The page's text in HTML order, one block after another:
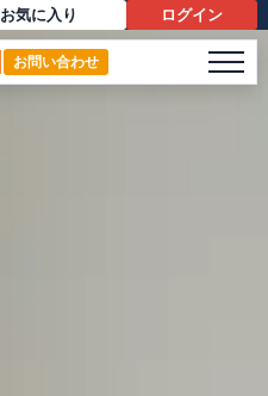
お気に入り ログイン
お問い合わせ メニ